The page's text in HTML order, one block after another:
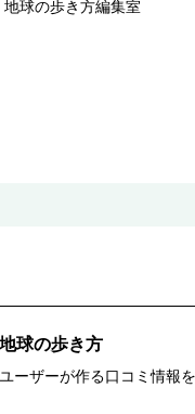
地球の歩き方編集室
球の歩き方
ーザーが作る口コミ情報